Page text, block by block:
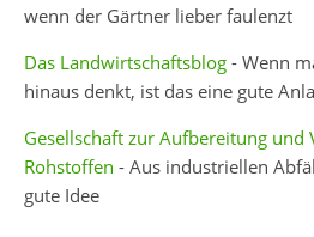
wenn der Gärtner lieber faulenzt
Das Landwirtschaftsblog - Wenn
hinaus denkt, ist das eine gute
Gesellschaft zur Aufbereitung und
Rohstoffen - Aus industriellen
gute Idee